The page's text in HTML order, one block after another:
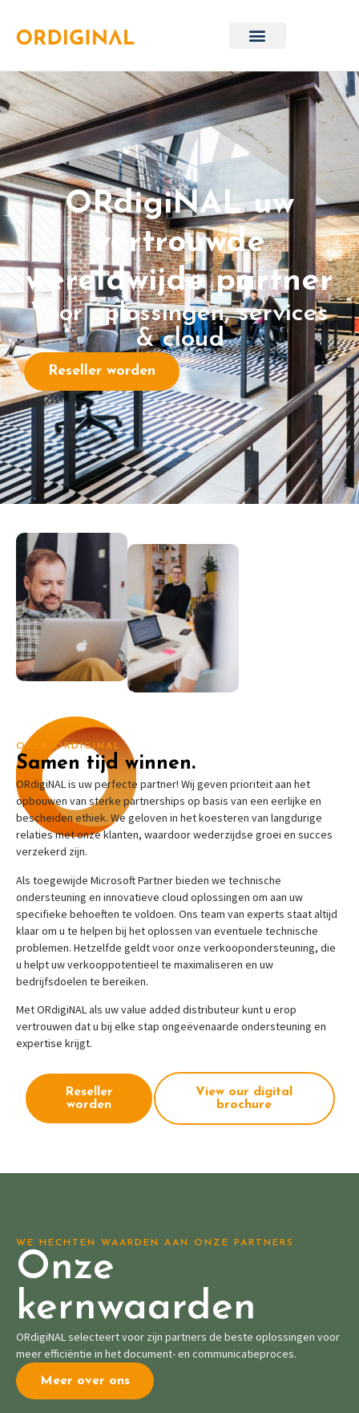
ORdigiNAL uw
vertrouwde
wereldwijde partner
Voor oplossingen, services
& cloud
Reseller worden
OVER ORDIGINAL
Samen tijd winnen.
ORdigiNAL is uw perfecte partner! Wij geven prioriteit aan het
opbouwen van sterke partnerships op basis van een eerlijke en
bescheiden ethiek. We geloven in het koesteren van langdurige
relaties met onze klanten, waardoor wederzijdse groei en succes
verzekerd zijn.
Als toegewijde MicrosoftPartner bieden we technische
ondersteuning en innovatieve cloud oplossingen om aan uw
specifieke behoeften te voldoen. Ons team van experts staat altijd
klaar om u te helpen bij het oplossen van eventuele technische
problemen. Hetzelfde geldt voor onze verkoopondersteuning, die
u helpt uw verkooppotentieel te maximaliseren en uw
bedrijfsdoelen te bereiken.
Met ORdigiNAL als uw value added distributeur kunt u erop
vertrouwen dat u bij elke stap ongeëvenaarde ondersteuning en
expertise krijgt.
Reseller
worden
View our digital
brochure
WE HECHTEN WAARDEN AAN ONZE PARTNERS
Onze
kernwaarden
ORdigiNAL selecteert voor zijn partners de beste oplossingen voor
meer efficiëntie in het document- en communicatieproces.
Meer over ons